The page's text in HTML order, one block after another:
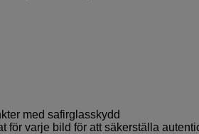
med safirglasskydd
för varje bild för att säkerställa